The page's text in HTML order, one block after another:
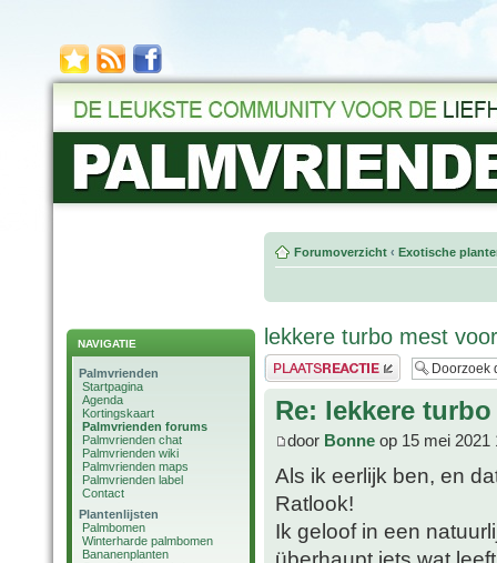
NAVIGATIE
Palmvrienden
Startpagina
Agenda
Kortingskaart
Palmvrienden forums
Palmvrienden chat
Palmvrienden wiki
Palmvrienden maps
Palmvrienden label
Contact
Plantenlijsten
Palmbomen
Winterharde palmbomen
Bananenplanten
Forumoverzicht ‹ Exotische
lekkere turbo mest
Plaats een reactie
Re: lekkere
door Bonne op 15 mei 2021
Als ik eerlijk ben, en
Ratlook!
Ik geloof in een